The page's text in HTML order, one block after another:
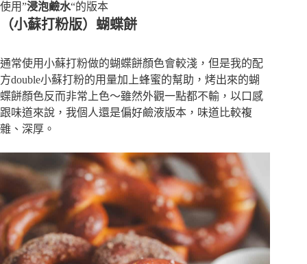
使用”浸泡鹼水“的版本
（小蘇打粉版）蝴蝶餅
通常使用小蘇打粉做的蝴蝶餅顏色會較淺，但是我的配
方double小蘇打粉的用量加上蜂蜜的幫助，烤出來的蝴
蝶餅顏色反而非常上色～雖然外觀一點都不輸，以口感
跟味道來說，我個人還是偏好鹼液版本，味道比較複
雜、深厚。